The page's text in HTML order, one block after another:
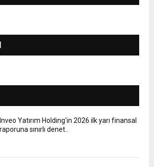
Inveo Yatırım Holding'in 2026 ilk yarı finansal
raporuna sınırlı denet..